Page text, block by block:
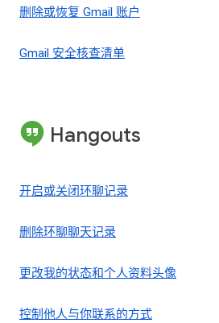
删除或恢复 Gmail 账户
Gmail 安全核查清单
Hangouts
开启或关闭环聊记录
删除环聊聊天记录
更改我的状态和个人资料头像
控制他人与你联系的方式